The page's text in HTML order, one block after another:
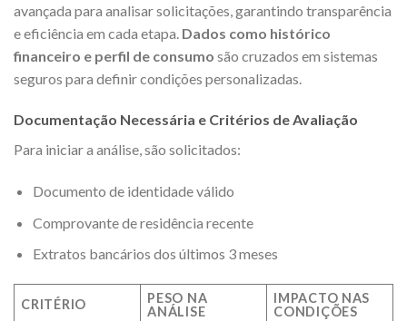
avançada para analisar solicitações, garantindo transparência
e eficiência em cada etapa. Dados como histórico
financeiro e perfil de consumo são cruzados em sistemas
seguros para definir condições personalizadas.
Documentação Necessária e Critérios de Avaliação
Para iniciar a análise, são solicitados:
Documento de identidade válido
Comprovante de residência recente
Extratos bancários dos últimos 3 meses
CRITÉRIO
PESO NA
ANÁLISE
IMPACTO NAS
CONDIÇÕES